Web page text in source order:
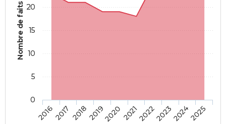
Nombre de faits
20162017 20182019202020212022202320242025
0
5
10
15
20